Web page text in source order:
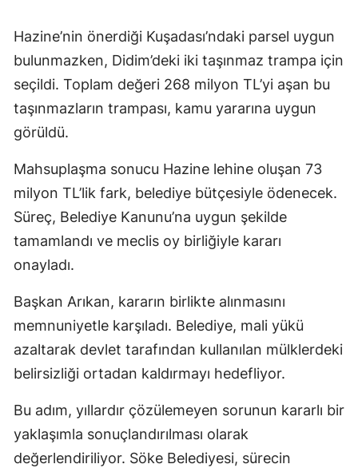
Hazine’nin önerdiği Kuşadası’ndaki parsel uygun
bulunmazken, Didim’deki iki taşınmaz trampa için
seçildi. Toplam değeri 268 milyon TL’yi aşan bu
taşınmazların trampası, kamu yararına uygun
görüldü.
Mahsuplaşma sonucu Hazine lehine oluşan 73
milyon TL’lik fark, belediye bütçesiyle ödenecek.
Süreç, Belediye Kanunu’na uygun şekilde
tamamlandı ve meclis oy birliğiyle kararı
onayladı.
Başkan Arıkan, kararın birlikte alınmasını
memnuniyetle karşıladı. Belediye, mali yükü
azaltarak devlet tarafından kullanılan mülklerdeki
belirsizliği ortadan kaldırmayı hedefliyor.
Bu adım, yıllardır çözülemeyen sorunun kararlı bir
yaklaşımla sonuçlandırılması olarak
değerlendiriliyor. Söke Belediyesi, sürecin